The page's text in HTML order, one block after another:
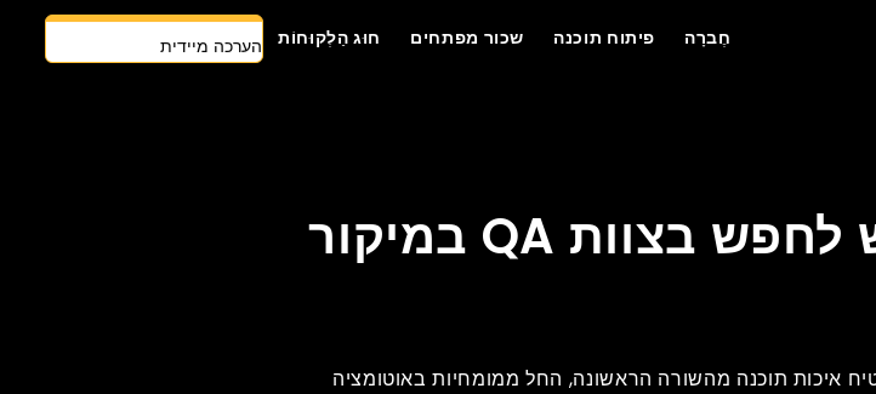
חֶברָה פיתוח תוכנה שכור מפתחים חוּג הַלְקוּחוֹת
הערכה מיידית
מיומנויות ה-QA המתקדמות שיש לחפש בצוות QA במיקור
איכות תוכנה מהשורה הראשונה, החל ממומחיות באוטומציה